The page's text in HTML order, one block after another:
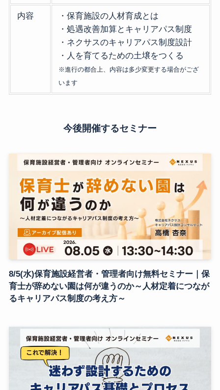
内容
・保育施設の人材育成とは
・処遇改善加算とキャリアパス制度
・ネクサスのキャリアパス制度設計
・人を育てるための土壌をつくる
※進行の都合上、内容は多少変更する場合がござ
います
今後開催するセミナー
8/5(水)保育施設経営者・管理者向け無料セミナー｜保
育士が辞めない園は何が違うのか～人材定着につなが
るキャリアパス制度の考え方～